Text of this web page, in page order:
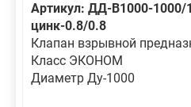
Артикул: ДД-В1000-1000/
цинк-0.8/0.8
Клапан взрывной
Класс ЭКОНОМ
Диаметр Ду-1000